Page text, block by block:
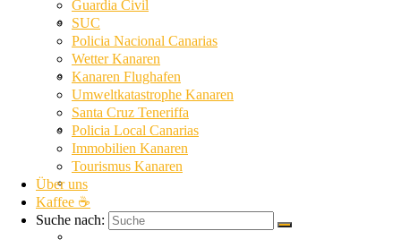
Fuerteventura News
Lanzarote News
La Gomera News
La Palma News
Guardia Civil
SUC
Policia Nacional Canarias
Wetter Kanaren
Kanaren Flughafen
Umweltkatastrophe Kanaren
Santa Cruz Teneriffa
Policia Local Canarias
Immobilien Kanaren
Tourismus Kanaren
Über uns
Kaffee ☕
Suche nach: